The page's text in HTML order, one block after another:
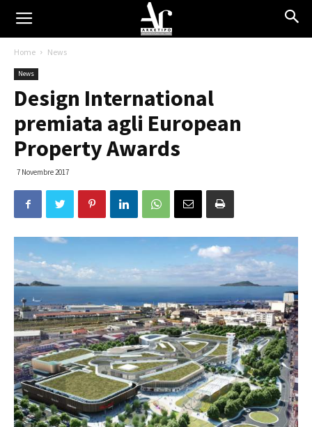
Home News
News
Design International
premiata agli European
Property Awards
7 Novembre 2017